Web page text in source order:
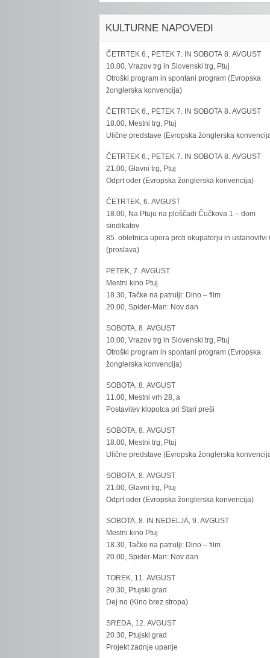
KULTURNE NAPOVEDI
ČETRTEK 6., PETEK 7. IN SOBOTA 8. AVGUST
10.00, Vrazov trg in Slovenski trg, Ptuj
Otroški program in spontani program (Evropska
žonglerska konvencija)
ČETRTEK 6., PETEK 7. IN SOBOTA 8. AVGUST
18.00, Mestni trg, Ptuj
Ulične predstave (Evropska žonglerska
ČETRTEK 6., PETEK 7. IN SOBOTA 8. AVGUST
21.00, Glavni trg, Ptuj
Odprt oder (Evropska žonglerska konvencija)
ČETRTEK, 6. AVGUST
18.00, Na Ptuju na ploščadi Čučkova 1 – dom
sindikatov
85. obletnica upora proti okupatorju in ustanovitvi
(proslava)
PETEK, 7. AVGUST
Mestni kino Ptuj
18.30, Tačke na patrulji: Dino – film
20.00, Spider-Man: Nov dan
SOBOTA, 8. AVGUST
10.00, Vrazov trg in Slovenski trg, Ptuj
Otroški program in spontani program (Evropska
žonglerska konvencija)
SOBOTA, 8. AVGUST
11.00, Mestni vrh 28, a
Postavitev klopotca pri Stari preši
SOBOTA, 8. AVGUST
18.00, Mestni trg, Ptuj
Ulične predstave (Evropska žonglerska
SOBOTA, 8. AVGUST
21.00, Glavni trg, Ptuj
Odprt oder (Evropska žonglerska konvencija)
SOBOTA, 8. IN NEDELJA, 9. AVGUST
Mestni kino Ptuj
18.30, Tačke na patrulji: Dino – film
20.00, Spider-Man: Nov dan
TOREK, 11. AVGUST
20.30, Ptujski grad
Dej no (Kino brez stropa)
SREDA, 12. AVGUST
20.30, Ptujski grad
Projekt zadnje upanje